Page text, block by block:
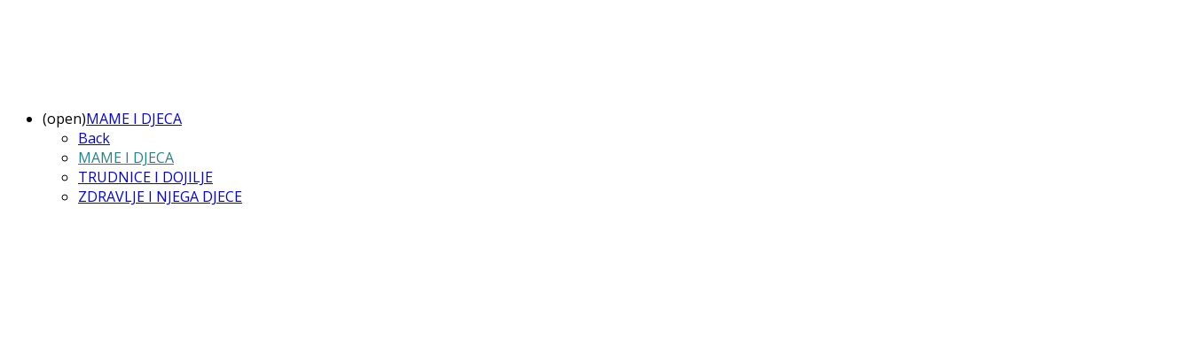
(open)MAME I DJECA
Back
MAME I DJECA
TRUDNICE I DOJILJE
ZDRAVLJE I NJEGA DJECE